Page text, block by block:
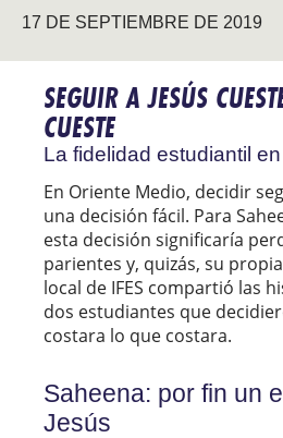
17 DE SEPTIEMBRE DE 2019
SEGUIR A JESÚS
CUESTE
La fidelidad estudiantil
En Oriente Medio, decidir
una decisión fácil. Para
esta decisión significaría
parientes y, quizás, su
local de IFES compartió las
dos estudiantes que
costara lo que costara.
Saheena: por fin un
Jesús